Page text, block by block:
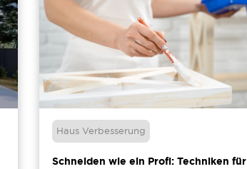
Haus Verbesserung
Schneiden wie ein Profi: Techniken für